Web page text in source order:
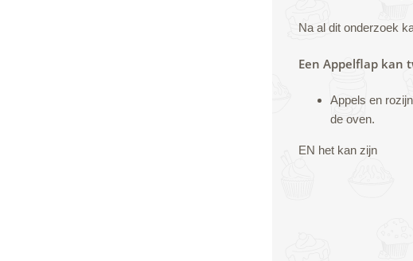
Na al dit onderzoek
Een Appelflap kan
Appels en
de oven.
EN het kan zijn